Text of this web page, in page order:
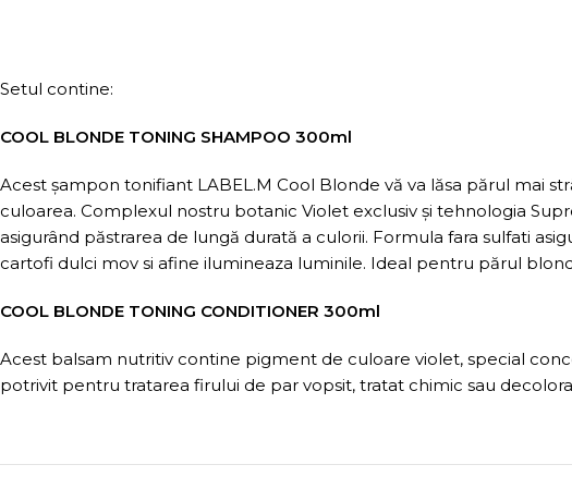
Setul contine:
COOL BLONDE TONING SHAMPOO 300ml
Acest șampon tonifiant LABEL.M Cool Blonde vă va lăsa părul mai
culoarea. Complexul nostru botanic Violet exclusiv și tehnologia
asigurând păstrarea de lungă durată a culorii. Formula fara sulfati
cartofi dulci mov si afine ilumineaza luminile. Ideal pentru părul
COOL BLONDE TONING CONDITIONER 300ml
Acest balsam nutritiv contine pigment de culoare violet, special
potrivit pentru tratarea firului de par vopsit, tratat chimic sau